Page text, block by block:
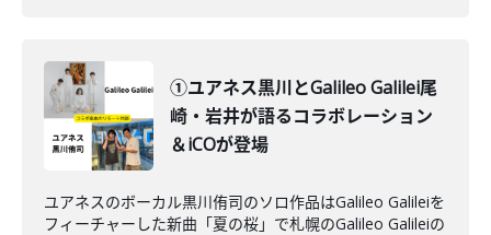
①ユアネス黒川とGalileo Galilei尾
崎・岩井が語るコラボレーション
＆iCOが登場
ユアネスのボーカル黒川侑司のソロ作品はGalileo Galileiを
フィーチャーした新曲「夏の桜」で札幌のGalileo Galileiの